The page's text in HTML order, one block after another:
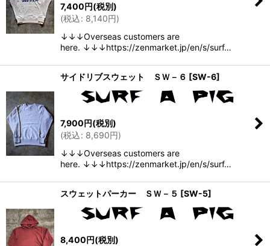
7,400円(税別)
(税込: 8,140円)
↓↓↓Overseas customers are
here. ↓↓↓https://zenmarket.jp/en/s/surf…
サイドリブスウェット ＳＷ－６ [SW-6]
7,900円(税別)
(税込: 8,690円)
↓↓↓Overseas customers are
here. ↓↓↓https://zenmarket.jp/en/s/surf…
スウェットパーカー ＳＷ－５ [SW-5]
8,400円(税別)